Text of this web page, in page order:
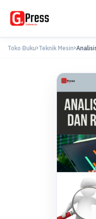
Toko Buku Teknik Mesin